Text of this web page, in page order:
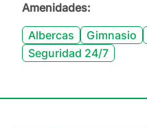
Amenidades:
Albercas
Gimnasio
Seguridad 24/7